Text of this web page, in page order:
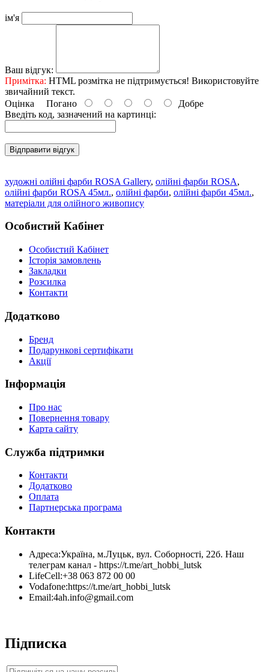
ім'я
Ваш відгук:
Примітка: HTML розмітка не підтримується! Використовуйте
звичайний текст.
Оцінка Погано
Добре
Введіть код, зазначений на картинці:
Відправити відгук
художні олійні фарби ROSA Gallery, олійні фарби ROSA,
олійні фарби ROSA 45мл., олійні фарби, олійні фарби 45мл.,
матеріали для олійного живопису
Особистий Кабінет
Особистий Кабінет
Історія замовлень
Закладки
Розсилка
Контакти
Додатково
Бренд
Подарункові сертифікати
Акції
Інформація
Про нас
Повернення товару
Карта сайту
Служба підтримки
Контакти
Додатково
Оплата
Партнерська програма
Контакти
Адреса:Україна, м.Луцьк, вул. Соборності, 22б. Наш
телеграм канал - https://t.me/art_hobbi_lutsk
LifeCell:+38 063 872 00 00
Vodafone:https://t.me/art_hobbi_lutsk
Email:4ah.info@gmail.com
Підписка